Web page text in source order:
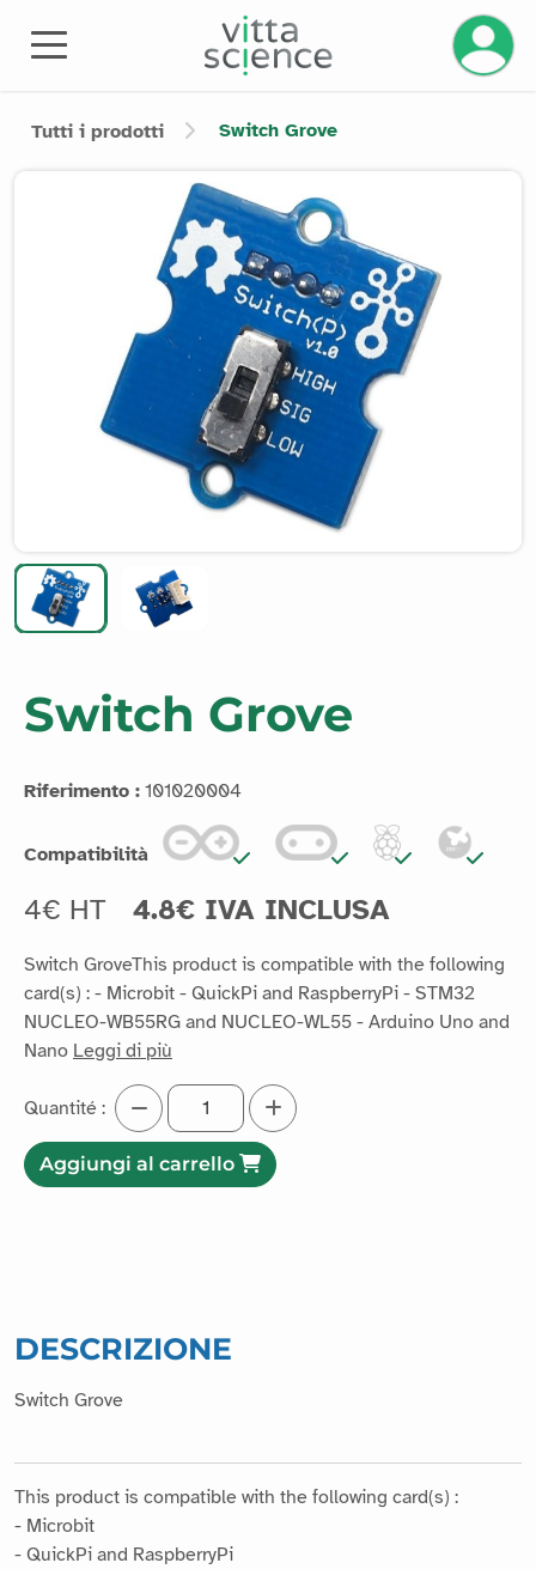
Tutti i prodotti Switch Grove
Switch Grove
Riferimento : 101020004
Compatibilità
4€ HT 4.8€ IVA INCLUSA
Switch GroveThis product is compatible with the following
card(s) : - Microbit - QuickPi and RaspberryPi - STM32
NUCLEO-WB55RG and NUCLEO-WL55 - Arduino Uno and
Nano Leggi di più
Quantité :
Aggiungi al carrello
DESCRIZIONE
Switch Grove
This product is compatible with the following card(s) :
- Microbit
- QuickPi and RaspberryPi